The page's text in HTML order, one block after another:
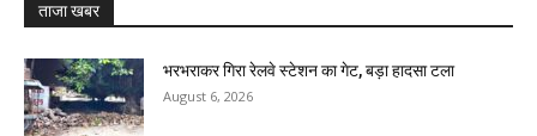
ताजा खबर
भरभराकर गिरा रेलवे स्टेशन का गेट, बड़ा हादसा टला
August 6, 2026